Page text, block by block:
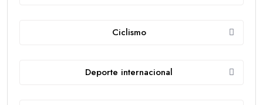
Ciclismo
Deporte internacional